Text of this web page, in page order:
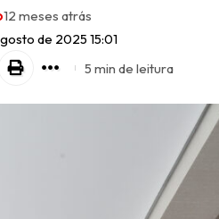
de 2025 15:01
12 meses atrás
5 min de leitura